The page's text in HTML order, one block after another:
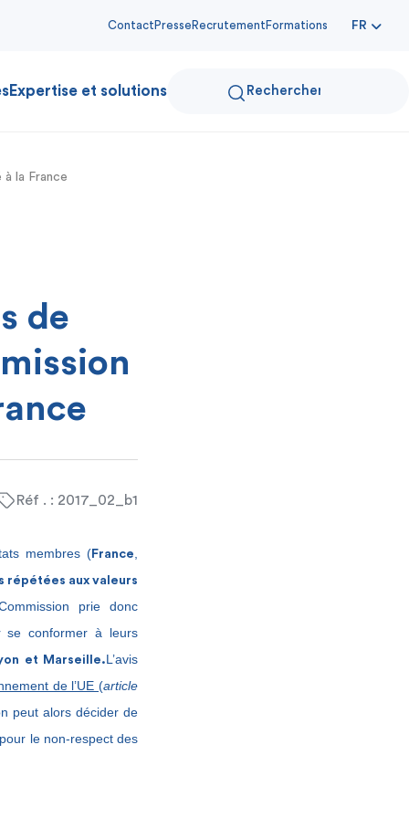
Contact Presse Recrutement Formations FR
Expertise et solutions
la France
de
Réf . : 2017_02_b1
membres (France
répétées aux valeurs
prie donc
se conformer à leurs
et Marseille.L’avis
de l’UE(article
peut alors décider de
le non-respect des